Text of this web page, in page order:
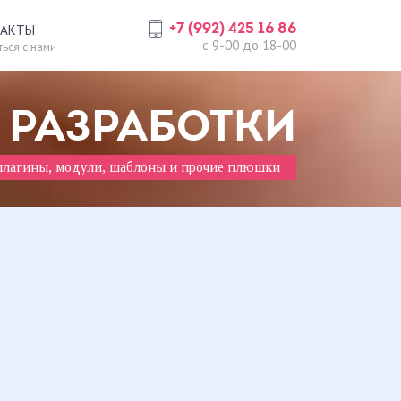
с нами
+7 (992) 425 16 86
c 9-00 до 18-00
модули, шаблоны и прочие плюшки